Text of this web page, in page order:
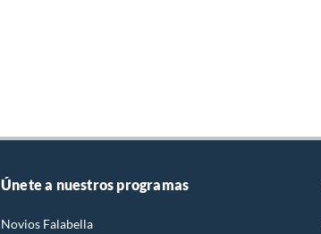
Únete a nuestros programas
Novios Falabella